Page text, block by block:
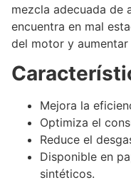
mezcla adecuada de
encuentra en mal
del motor y
Mejora la
Optimiza el
Reduce el
Disponible en
sintéticos.